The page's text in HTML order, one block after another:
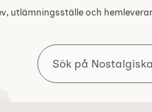
utlämningsställe och
Sök